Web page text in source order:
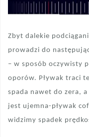
Zbyt dalekie
prowadzi do
– w sposób oczywisty
oporów. Pływak traci
spada nawet do zera,
jest ujemna-pływak
widzimy spadek